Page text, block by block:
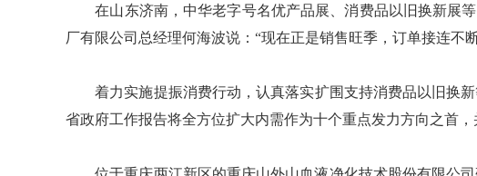
在山东济南，中华老字号名优产品展、消费品以旧换新展等
厂有限公司总经理何海波说：“现在正是销售旺季，订单接连不
着力实施提振消费行动，认真落实扩围支持消费品以旧换
省政府工作报告将全方位扩大内需作为十个重点发力方向之首，